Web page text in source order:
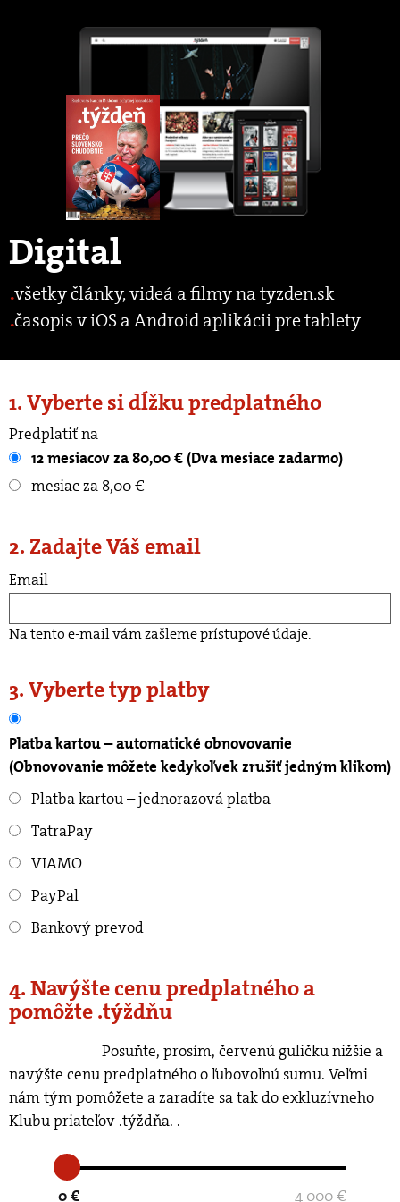
Digital
všetky články, videá a filmy na tyzden.sk
časopis v iOS a Android aplikácii pre tablety
1. Vyberte si dĺžku predplatného
Predplatiť na
12 mesiacov za 80,00 € (Dva mesiace zadarmo)
mesiac za 8,00 €
2. Zadajte Váš email
Email
Na tento e-mail vám zašleme prístupové údaje.
3. Vyberte typ platby
Platba kartou – automatické obnovovanie
(Obnovovanie môžete kedykoľvek zrušiť jedným klikom)
Platba kartou – jednorazová platba
TatraPay
VIAMO
PayPal
Bankový prevod
4. Navýšte cenu predplatného a
pomôžte .týždňu
navýšte cenu predplatného o ľubovoľnú sumu. Veľmi
nám tým pomôžete a zaradíte sa tak do exkluzívneho
Klubu priateľov .týždňa. .
0 € 4 000 €